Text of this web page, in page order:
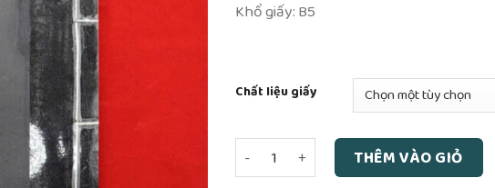
Khổ giấy: B5
Chất liệu giấy
Động Thổ Gia Trạch Song Ngữ số lượng
THÊM VÀO GIỎ